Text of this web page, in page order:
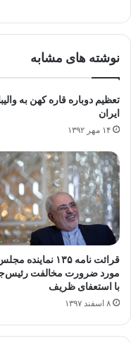
نوشته های مشابه
تعظیم دوباره قاره ‌کهن به
ایران
۱۴ مهر ۱۳۹۲
قرائت نامه ۱۳۵ نماینده
مورد ضرورت مخالفت
با استعفای ظریف
۸ اسفند ۱۳۹۷